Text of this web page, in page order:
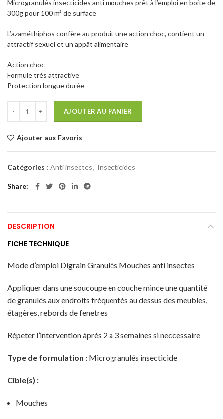
Microgranulés insecticides anti mouches prêt à l’emploi en boite de
300g pour 100 m² de surface
L’azaméthiphos confère au produit une action choc, contient un
attractif sexuel et un appât alimentaire
Action choc
Formule très attractive
Protection longue durée
AJOUTER AU PANIER
Ajouter aux Favoris
Catégories : Anti insectes, Insecticides
Share
DESCRIPTION
FICHE TECHNIQUE
Mode d’emploi Digrain Granulés Mouches anti insectes
Appliquer dans une soucoupe en couche mince une quantité
de granulés aux endroits fréquentés au dessus des meubles,
étagères, rebords de fenetres
Répeter l’intervention àprès 2 à 3 semaines si neccessaire
Type de formulation : Microgranulés insecticide
Cible(s) :
Mouches